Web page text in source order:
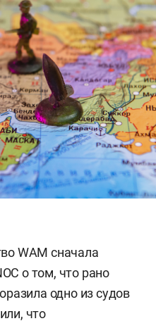
WAM сначала
о том, что рано
одно из судов
что